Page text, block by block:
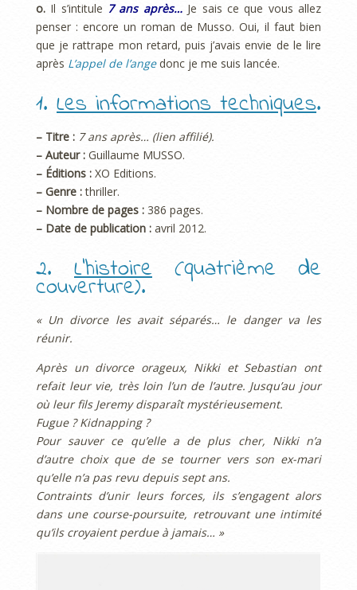
o. Il s’intitule 7 ans après…Je sais ce que vous allez
penser : encore un roman de Musso. Oui, il faut bien
que je rattrape mon retard, puis j’avais envie de le lire
après L’appel de l’angedonc je me suis lancée.
1. Les informations techniques.
– Titre : 7 ans après… (lien affilié).
– Auteur : Guillaume MUSSO.
– Éditions : XO Editions.
– Genre :thriller.
– Nombre de pages : 386 pages.
– Date de publication : avril 2012.
2. L’histoire (quatrième de
couverture).
« Un divorce les avait séparés… le danger va les
réunir.
Après un divorce orageux, Nikki et Sebastian ont
refait leur vie, très loin l’un de l’autre. Jusqu’au jour
où leur fils Jeremy disparaît mystérieusement.
Fugue ? Kidnapping ?
Pour sauver ce qu’elle a de plus cher, Nikki n’a
d’autre choix que de se tourner vers son ex-mari
qu’elle n’a pas revu depuis sept ans.
Contraints d’unir leurs forces, ils s’engagent alors
dans une course-poursuite, retrouvant une intimité
qu’ils croyaient perdue à jamais… »